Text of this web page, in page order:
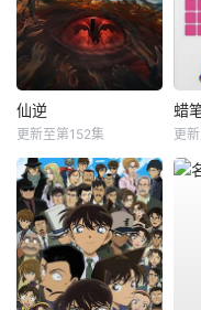
仙逆
更新至第152集
蜡
更